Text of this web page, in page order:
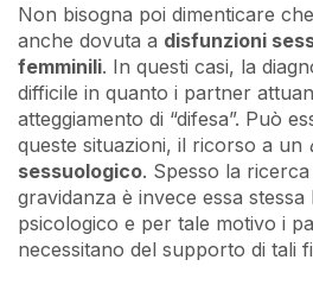
Non bisogna poi dimenticare
anche dovuta a disfunzioni
femminili. In questi casi, la
difficile in quanto i partner
atteggiamento di “difesa”. Può
queste situazioni, il ricorso a un
sessuologico. Spesso la
gravidanza è invece essa stessa
psicologico e per tale motivo i
necessitano del supporto di tali